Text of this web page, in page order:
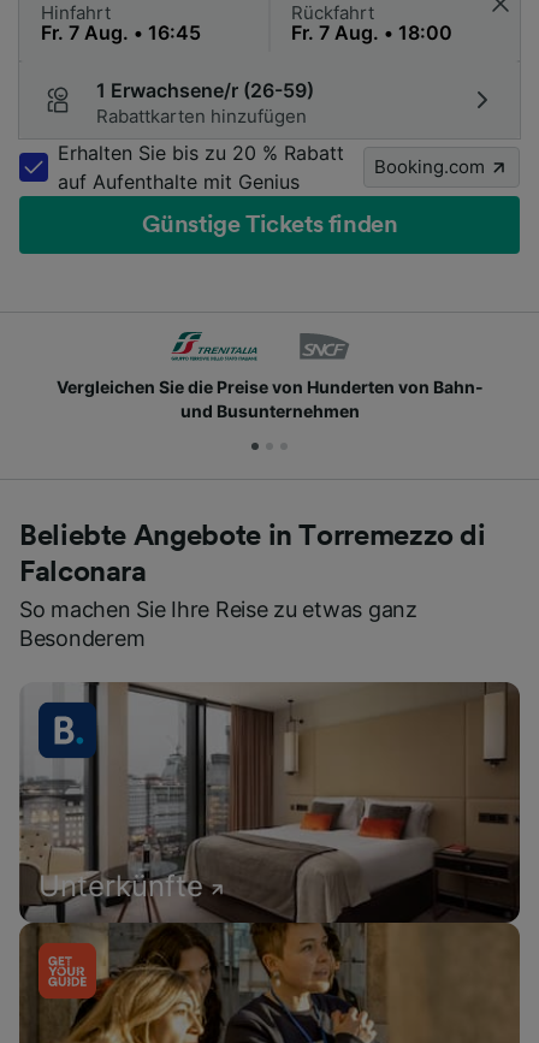
Hinfahrt Rückfahrt
1 Erwachsene/r (26-59)
Rabattkarten hinzufügen
Erhalten Sie bis zu 20 % Rabatt
auf Aufenthalte mit Genius
Booking.com
Günstige Tickets finden
Vergleichen Sie die Preise von Hunderten von Bahn-
und Busunternehmen
Beliebte Angebote in Torremezzo di
Falconara
So machen Sie Ihre Reise zu etwas ganz
Besonderem
Unterkünfte